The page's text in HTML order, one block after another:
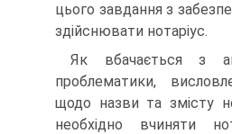
цього завдання з
здійснювати нотаріус.
Як вбачається з
проблематики,
щодо назви та змісту
необхідно вчиняти